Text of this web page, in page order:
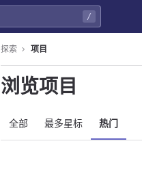
/
探索 项目
浏览项目
全部 最多星标 热门